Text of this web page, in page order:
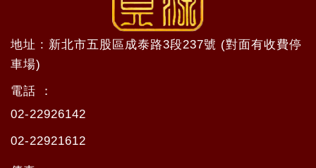
地址 : 新北市五股區成泰路3段237號 (對面有收費停
車場)
電話 ：
02-22926142
02-22921612